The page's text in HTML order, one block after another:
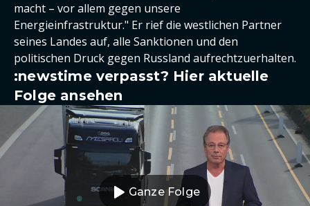
macht – vor allem gegen unsere
Energieinfrastruktur." Er rief die westlichen Partner
seines Landes auf, alle Sanktionen und den
politischen Druck gegen Russland aufrechtzuerhalten.
:newstime verpasst? Hier aktuelle
Folge ansehen
Ganze Folge